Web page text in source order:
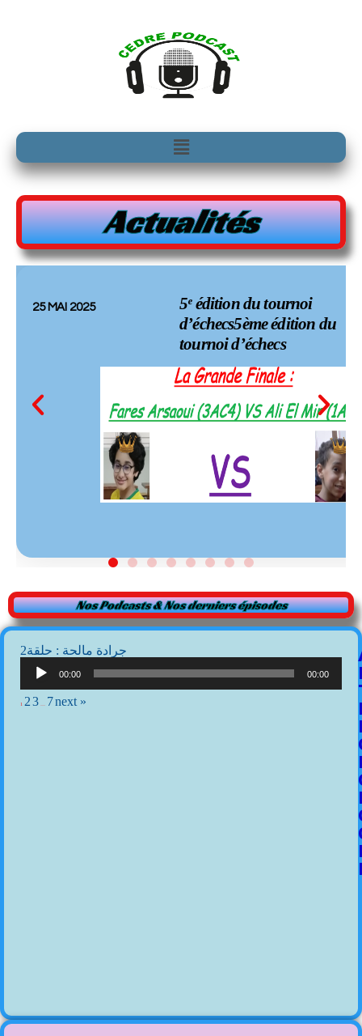
Menu
Actualités
25 MAI 2025
5ᵉ édition du tournoi
d’échecs5ème édition du
tournoi d’échecs
Nos Podcasts & Nos derniers épisodes
2جرادة مالحة : حلقة
00:00 00:00
1 23 7next »